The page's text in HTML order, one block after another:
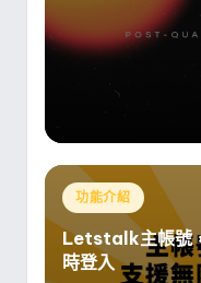
Posted
in
功能介紹
Letstalk主帳號
時登入